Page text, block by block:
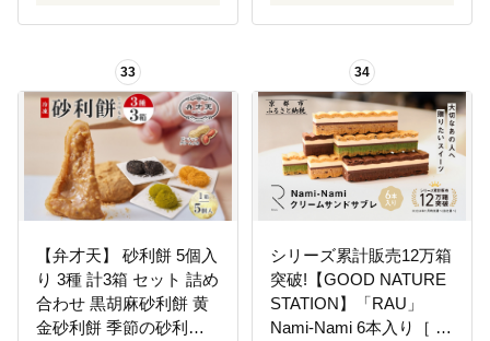
パン 5年 静岡 静岡県 浜
33
【弁才天】 砂利餅 5個入
り 3種 計3箱 セット 詰め
合わせ 黒胡麻砂利餅 黄
金砂利餅 季節の砂利餅
34
シリーズ累計販売12万箱
突破!【GOOD NATURE
STATION】「RAU」
Nami-Nami 6本入り［ 京